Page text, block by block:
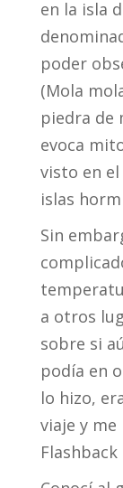
en la isla
poder
(Mola
piedra de
evoca
visto en
islas
Sin
a otros
sobre si
podía en
lo hizo,
viaje y
Flashback